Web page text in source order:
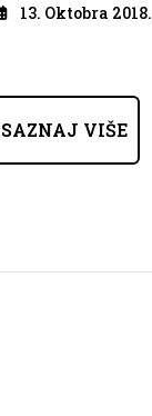
13. Oktobra 2018.
SAZNAJ VIŠE